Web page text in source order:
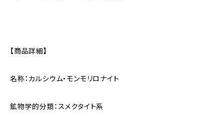
【商品詳細】
名称：カルシウム・モンモリロナイト
鉱物学的分類：スメクタイト系